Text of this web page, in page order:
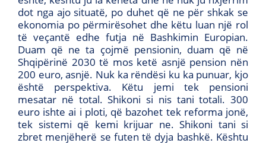
dot nga ajo situatë, po duhet që ne për shkak se
ekonomia po përmirësohet dhe këtu luan një rol
të veçantë edhe futja në Bashkimin Europian.
Duam që ne ta çojmë pensionin, duam që në
Shqipërinë 2030 të mos ketë asnjë pension nën
200 euro, asnjë. Nuk ka rëndësi ku ka punuar, kjo
është perspektiva. Këtu jemi tek pensioni
mesatar në total. Shikoni si nis tani totali. 300
euro ishte ai i ploti, që bazohet tek reforma jonë,
tek sistemi që kemi krijuar ne. Shikoni tani si
zbret menjëherë se futen të dyja bashkë. Kështu